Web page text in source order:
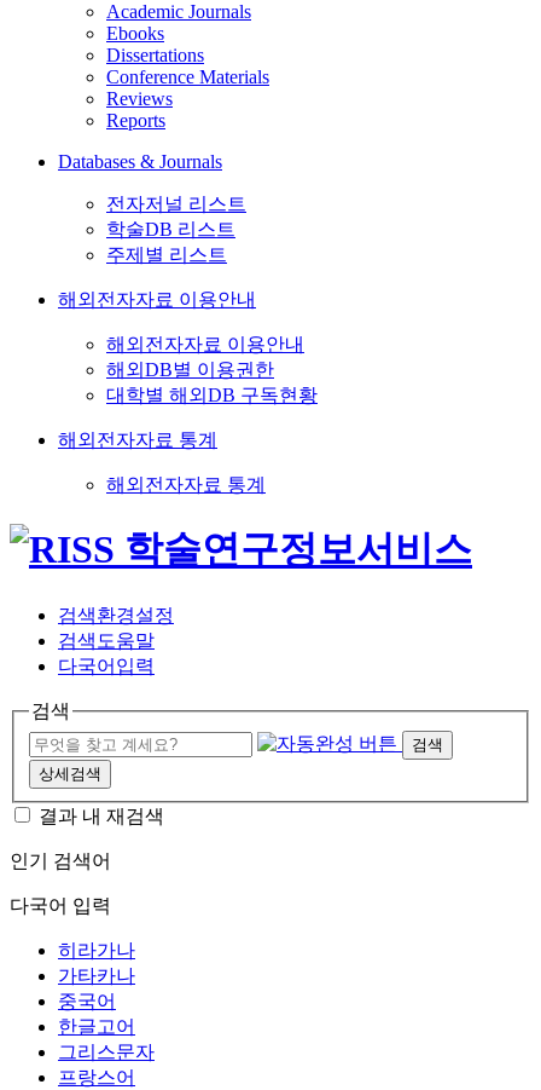
Academic Journals
Ebooks
Dissertations
Conference Materials
Reviews
Reports
Databases & Journals
전자저널 리스트
학술DB 리스트
주제별 리스트
해외전자자료 이용안내
해외전자자료 이용안내
해외DB별 이용권한
대학별 해외DB 구독현황
해외전자자료 통계
해외전자자료 통계
검색환경설정
검색도움말
다국어입력
검색
검색
상세검색
결과 내 재검색
인기 검색어
다국어 입력
히라가나
가타카나
중국어
한글고어
그리스문자
프랑스어